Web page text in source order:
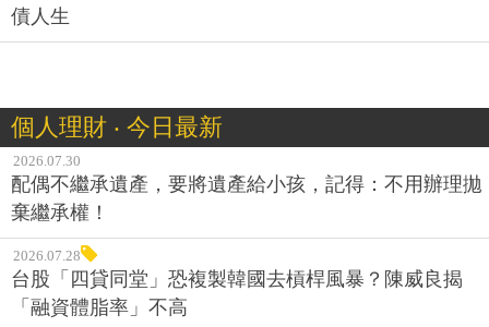
債人生
個人理財 ‧ 今日最新
2026.07.30
配偶不繼承遺產，要將遺產給小孩，記得：不用辦理拋
棄繼承權！
2026.07.28
台股「四貸同堂」恐複製韓國去槓桿風暴？陳威良揭
「融資體脂率」不高